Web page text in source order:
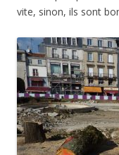
vite, sinon, ils sont